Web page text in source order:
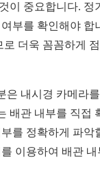
이 중요합니다. 정
부를 확인해야 합
더욱 꼼꼼하게
은 내시경 카메라
배관 내부를 직접
를 정확하게 파악
이용하여 배관 내